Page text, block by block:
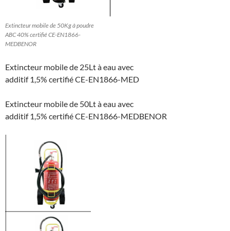
Extincteur mobile de 50Kg à poudre
ABC 40% certifié CE-EN1866-
MEDBENOR
Extincteur mobile de 25Lt à eau avec
additif 1,5% certifié CE-EN1866-MED
Extincteur mobile de 50Lt à eau avec
additif 1,5% certifié CE-EN1866-MEDBENOR